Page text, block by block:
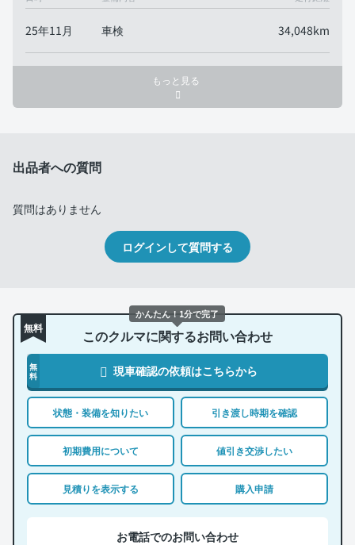
25年11月 車検 34,048km
もっと見る
出品者への質問
質問はありません
ログインして質問する
無料 このクルマに関するお問い合わせ
無
料
現車確認の依頼はこちらから
状態・装備を知りたい 引き渡し時期を確認
初期費用について 値引き交渉したい
見積りを表示する 購入申請
お電話でのお問い合わせ
かんたん！1分で完了